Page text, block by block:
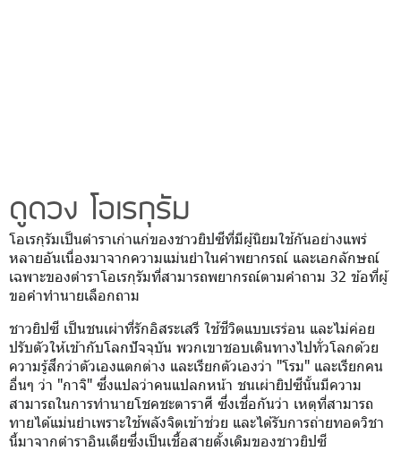
ดูดวง โอเรกุรัม
โอเรกุรัมเป็นตำราเก่าแก่ของชาวยิปซีที่มีผู้นิยมใช้กันอย่างแพร่
หลายอันเนื่องมาจากความแม่นยำในคำพยากรณ์ และเอกลักษณ์
เฉพาะของตำราโอเรกุรัมที่สามารถพยากรณ์ตามคำถาม 32 ข้อที่ผู้
ขอคำทำนายเลือกถาม
ชาวยิปซี เป็นชนเผ่าที่รักอิสระเสรี ใช้ชีวิตแบบเรร่อน และไม่ค่อย
ปรับตัวให้เข้ากับโลกปัจจุบัน พวกเขาชอบเดินทางไปทั่วโลกด้วย
ความรู้สึกว่าตัวเองแตกต่าง และเรียกตัวเองว่า "โรม" และเรียกคน
อื่นๆ ว่า "กาจิ" ซึ่งแปลว่าคนแปลกหน้า ชนเผ่ายิปซีนั้นมีความ
สามารถในการทำนายโชคชะตาราศี ซึ่งเชื่อกันว่า เหตุที่สามารถ
ทายได้แม่นยำเพราะใช้พลังจิตเข้าช่วย และได้รับการถ่ายทอดวิชา
นี้มาจากตำราอินเดียซึ่งเป็นเชื้อสายดั้งเดิมของชาวยิปซี